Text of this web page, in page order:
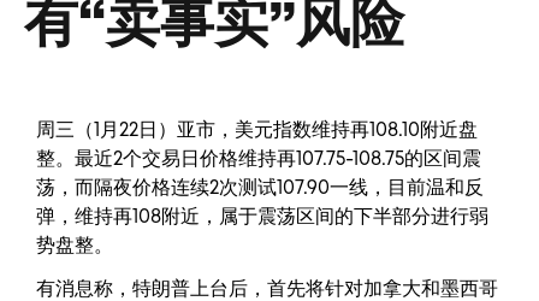
有“卖事实”风险
周三（1月22日）亚市，美元指数维持再108.10附近盘
整。最近2个交易日价格维持再107.75-108.75的区间震
荡，而隔夜价格连续2次测试107.90一线，目前温和反
弹，维持再108附近，属于震荡区间的下半部分进行弱
势盘整。
有消息称，特朗普上台后，首先将针对加拿大和墨西哥